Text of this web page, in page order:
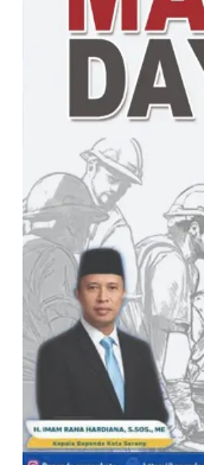
Post Views: 8